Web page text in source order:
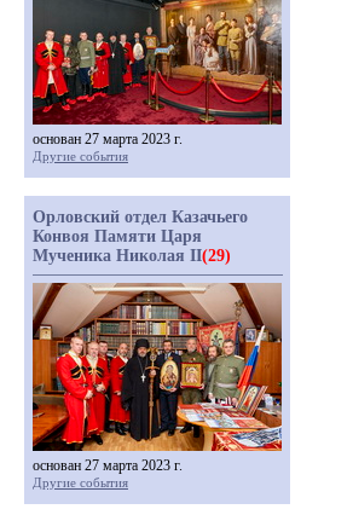
основан 27 марта 2023 г.
Другие события
Орловский отдел Казачьего
Конвоя Памяти Царя
Мученика Николая II(29)
основан 27 марта 2023 г.
Другие события